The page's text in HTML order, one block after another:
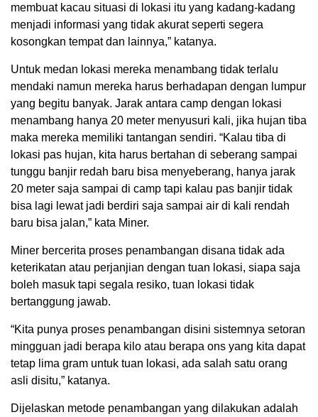
membuat kacau situasi di lokasi itu yang kadang-kadang
menjadi informasi yang tidak akurat seperti segera
kosongkan tempat dan lainnya,” katanya.
Untuk medan lokasi mereka menambang tidak terlalu
mendaki namun mereka harus berhadapan dengan lumpur
yang begitu banyak. Jarak antara camp dengan lokasi
menambang hanya 20 meter menyusuri kali, jika hujan tiba
maka mereka memiliki tantangan sendiri. “Kalau tiba di
lokasi pas hujan, kita harus bertahan di seberang sampai
tunggu banjir redah baru bisa menyeberang, hanya jarak
20 meter saja sampai di camp tapi kalau pas banjir tidak
bisa lagi lewat jadi berdiri saja sampai air di kali rendah
baru bisa jalan,” kata Miner.
Miner bercerita proses penambangan disana tidak ada
keterikatan atau perjanjian dengan tuan lokasi, siapa saja
boleh masuk tapi segala resiko, tuan lokasi tidak
bertanggung jawab.
“Kita punya proses penambangan disini sistemnya setoran
mingguan jadi berapa kilo atau berapa ons yang kita dapat
tetap lima gram untuk tuan lokasi, ada salah satu orang
asli disitu,” katanya.
Dijelaskan metode penambangan yang dilakukan adalah